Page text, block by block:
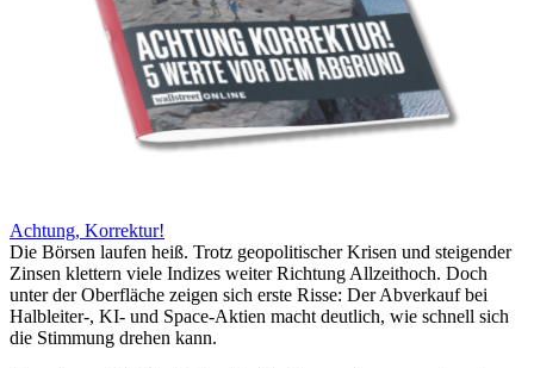
Achtung, Korrektur!
Die Börsen laufen heiß. Trotz geopolitischer Krisen und steigender
Zinsen klettern viele Indizes weiter Richtung Allzeithoch. Doch
unter der Oberfläche zeigen sich erste Risse: Der Abverkauf bei
Halbleiter-, KI- und Space-Aktien macht deutlich, wie schnell sich
die Stimmung drehen kann.